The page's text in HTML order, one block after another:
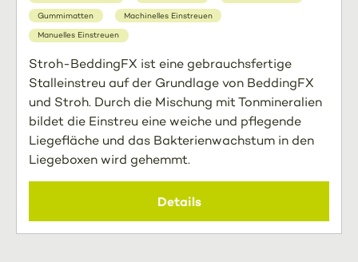
Gummimatten Machinelles Einstreuen
Manuelles Einstreuen
Stroh-BeddingFX ist eine gebrauchsfertige
Stalleinstreu auf der Grundlage von BeddingFX
und Stroh. Durch die Mischung mit Tonmineralien
bildet die Einstreu eine weiche und pflegende
Liegefläche und das Bakterienwachstum in den
Liegeboxen wird gehemmt.
Details